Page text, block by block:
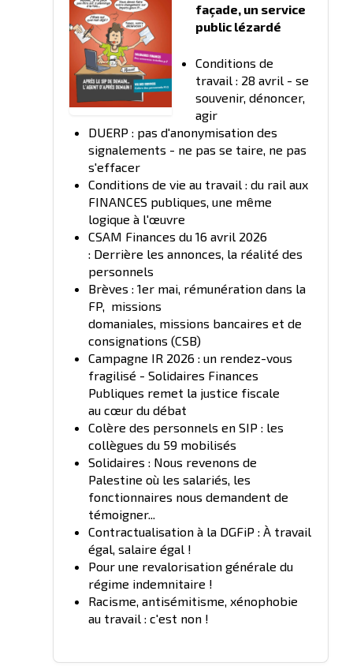
façade, un service
public lézardé
Conditions de
travail : 28 avril - se
souvenir, dénoncer,
agir
DUERP : pas d'anonymisation des
signalements - ne pas se taire, ne pas
s'effacer
Conditions de vie au travail : du rail aux
FINANCES publiques, une même
logique à l'œuvre
CSAM Finances du 16 avril 2026
: Derrière les annonces, la réalité des
personnels
Brèves : 1er mai, rémunération dans la
FP, missions
domaniales, missions bancaires et de
consignations (CSB)
Campagne IR 2026 : un rendez-vous
fragilisé - Solidaires Finances
Publiques remet la justice fiscale
au cœur du débat
Colère des personnels en SIP : les
collègues du 59 mobilisés
Solidaires : Nous revenons de
Palestine où les salariés, les
fonctionnaires nous demandent de
témoigner...
Contractualisation à la DGFiP : À travail
égal, salaire égal !
Pour une revalorisation générale du
régime indemnitaire !
Racisme, antisémitisme, xénophobie
au travail : c'est non !